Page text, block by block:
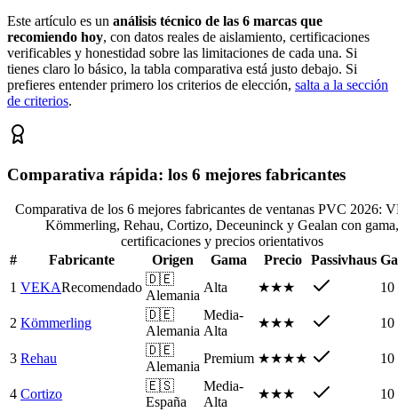
Este artículo es un análisis técnico de las 6 marcas que
recomiendo hoy, con datos reales de aislamiento, certificaciones
verificables y honestidad sobre las limitaciones de cada una. Si
tienes claro lo básico, la tabla comparativa está justo debajo. Si
prefieres entender primero los criterios de elección, salta a la sección
de criterios.
Comparativa rápida: los 6 mejores fabricantes
Comparativa de los 6 mejores fabricantes de ventanas PVC 2026:
Kömmerling, Rehau, Cortizo, Deceuninck y Gealan con gama,
certificaciones y precios orientativos
#
Fabricante Origen Gama Precio Passivhaus
1 VEKARecomendado
🇩🇪
Alemania
Alta ★★★ 10
2 Kömmerling
🇩🇪
Alemania
Media-
Alta
★★★ 10
3 Rehau
🇩🇪
Alemania
Premium ★★★★ 10
4 Cortizo
🇪🇸
España
Media-
Alta
★★★ 10